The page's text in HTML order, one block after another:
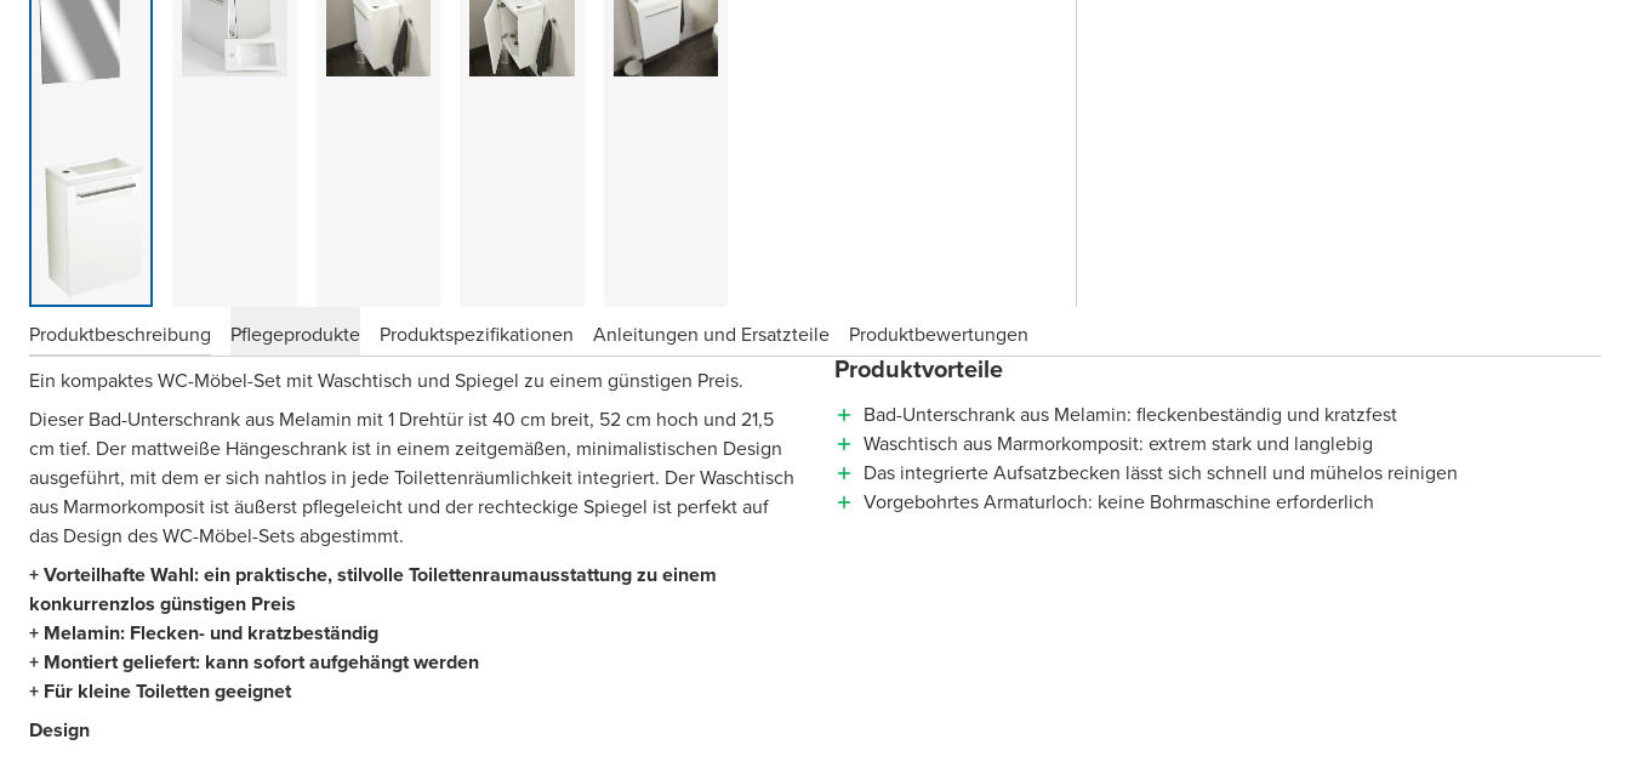
Produktbeschreibung Pflegeprodukte Produktspezifikationen Anleitungen und Ersatzteile
Produktbewertungen
Ein kompaktes WC-Möbel-Set mit Waschtisch und Spiegel zu einem günstigen Preis.
Dieser Bad-Unterschrank aus Melamin mit 1 Drehtür ist 40 cm breit, 52 cm hoch und 21,5
cm tief. Der mattweiße Hängeschrank ist in einem zeitgemäßen, minimalistischen Design
ausgeführt, mit dem er sich nahtlos in jede Toilettenräumlichkeit integriert. Der Waschtisch
aus Marmorkomposit ist äußerst pflegeleicht und der rechteckige Spiegel ist perfekt auf
das Design des WC-Möbel-Sets abgestimmt.
+ Vorteilhafte Wahl: ein praktische, stilvolle Toilettenraumausstattung zu einem
konkurrenzlos günstigen Preis
+ Melamin: Flecken- und kratzbeständig
+ Montiert geliefert: kann sofort aufgehängt werden
+ Für kleine Toiletten geeignet
Design
Produktvorteile
Bad-Unterschrank aus Melamin: fleckenbeständig und kratzfest
Waschtisch aus Marmorkomposit: extrem stark und langlebig
Das integrierte Aufsatzbecken lässt sich schnell und mühelos reinigen
Vorgebohrtes Armaturloch: keine Bohrmaschine erforderlich